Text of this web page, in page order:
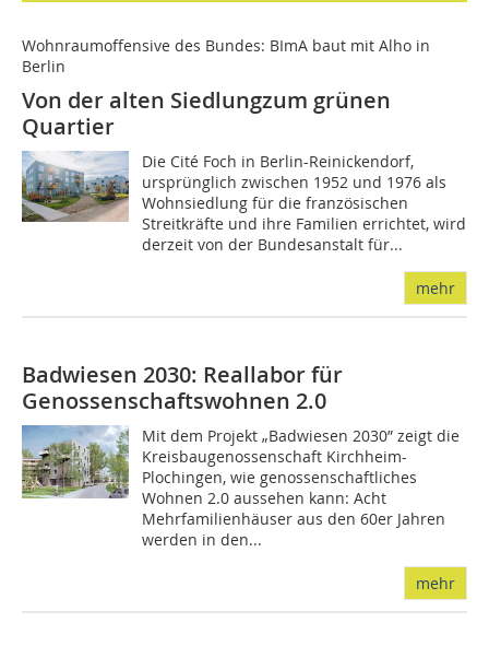
Wohnraumoffensive des Bundes: BImA baut mit Alho in
Berlin
Von der alten Siedlungzum grünen
Quartier
Die Cité Foch in Berlin-Reinickendorf,
ursprünglich zwischen 1952 und 1976 als
Wohnsiedlung für die französischen
Streitkräfte und ihre Familien errichtet, wird
derzeit von der Bundesanstalt für...
mehr
Badwiesen 2030: Reallabor für
Genossenschaftswohnen 2.0
Mit dem Projekt „Badwiesen 2030” zeigt die
Kreisbaugenossenschaft Kirchheim-
Plochingen, wie genossenschaftliches
Wohnen 2.0 aussehen kann: Acht
Mehrfamilienhäuser aus den 60er Jahren
werden in den...
mehr